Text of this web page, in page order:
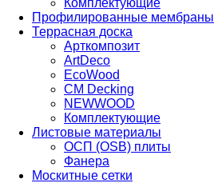
Комплектующие
Профилированные мембраны
Террасная доска
Арткомпозит
ArtDeco
EcoWood
CM Decking
NEWWOOD
Комплектующие
Листовые материалы
ОСП (OSB) плиты
Фанера
Москитные сетки